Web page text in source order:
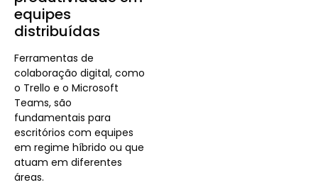
equipes
distribuídas
Ferramentas de
colaboração digital, como
o Trello e o Microsoft
Teams, são
fundamentais para
escritórios com equipes
em regime híbrido ou que
atuam em diferentes
áreas.